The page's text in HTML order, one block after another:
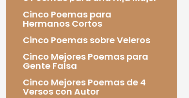
Cinco Poemas para
Hermanos Cortos
Cinco Poemas sobre Veleros
Cinco Mejores Poemas para
Gente Falsa
Cinco Mejores Poemas de 4
Versos con Autor